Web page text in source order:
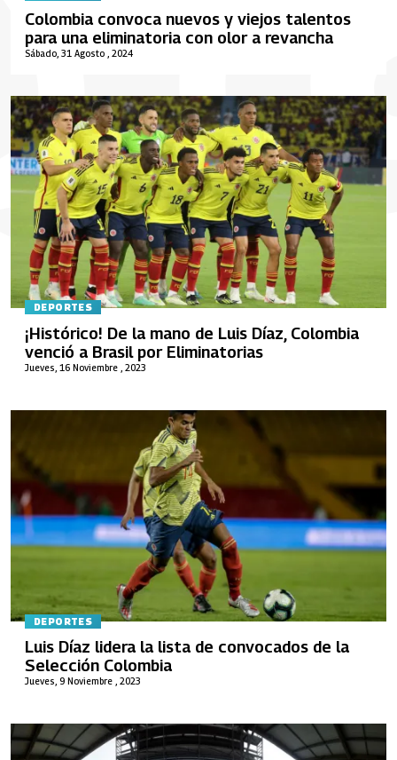
Sábado, 31 Agosto , 2024
Colombia convoca nuevos y viejos talentos
para una eliminatoria con olor a revancha
DEPORTES
Jueves, 16 Noviembre , 2023
¡Histórico! De la mano de Luis Díaz, Colombia
venció a Brasil por Eliminatorias
DEPORTES
Jueves, 9 Noviembre , 2023
Luis Díaz lidera la lista de convocados de la
Selección Colombia